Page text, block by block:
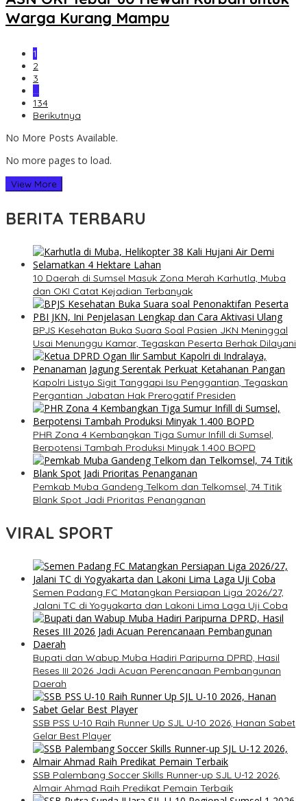
Warga Kurang Mampu
1
2
3
…
134
Berikutnya
No More Posts Available.
No more pages to load.
View More
BERITA TERBARU
10 Daerah di Sumsel Masuk Zona Merah Karhutla, Muba
dan OKI Catat Kejadian Terbanyak
BPJS Kesehatan Buka Suara Soal Pasien JKN Meninggal
Usai Menunggu Kamar, Tegaskan Peserta Berhak Dilayani
Kapolri Listyo Sigit Tanggapi Isu Penggantian, Tegaskan
Pergantian Jabatan Hak Prerogatif Presiden
PHR Zona 4 Kembangkan Tiga Sumur Infill di Sumsel,
Berpotensi Tambah Produksi Minyak 1.400 BOPD
Pemkab Muba Gandeng Telkom dan Telkomsel, 74 Titik
Blank Spot Jadi Prioritas Penanganan
VIRAL SPORT
Semen Padang FC Matangkan Persiapan Liga 2026/27,
Jalani TC di Yogyakarta dan Lakoni Lima Laga Uji Coba
Bupati dan Wabup Muba Hadiri Paripurna DPRD, Hasil
Reses III 2026 Jadi Acuan Perencanaan Pembangunan
Daerah
SSB PSS U-10 Raih Runner Up SJL U-10 2026, Hanan Sabet
Gelar Best Player
SSB Palembang Soccer Skills Runner-up SJL U-12 2026,
Almair Ahmad Raih Predikat Pemain Terbaik